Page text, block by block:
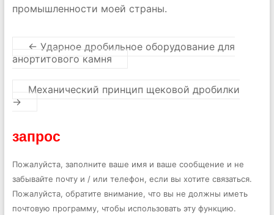
промышленности моей страны.
← Ударное дробильное оборудование для
анортитового камня
Механический принцип щековой дробилки
→
запрос
Пожалуйста, заполните ваше имя и ваше сообщение и не
забывайте почту и / или телефон, если вы хотите связаться.
Пожалуйста, обратите внимание, что вы не должны иметь
почтовую программу, чтобы использовать эту функцию.